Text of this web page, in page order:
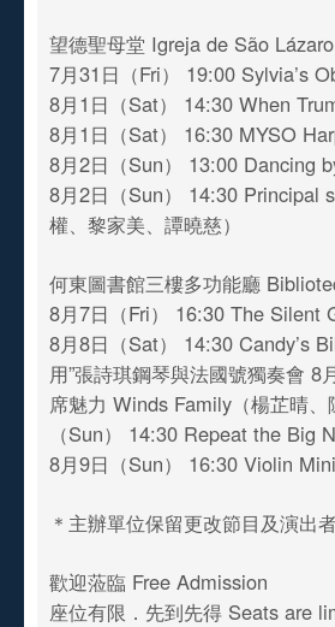
望德聖母堂 Igreja de São Lázaro
7月31日（Fri） 19:00 Sylvia’s
8月1日（Sat） 14:30 When
8月1日（Sat） 16:30 MYSO
8月2日（Sun） 13:00 Dancing
8月2日（Sun） 14:30 Principal
權、黎家美、譚曉慈）
何東圖書館三樓多功能廳
8月7日（Fri） 16:30 The Silent
8月8日（Sat） 14:30 Candy’s
用”張詩琪鋼琴與法國號獨奏會
席魅力 Winds Family（楊芷晴
（Sun） 14:30 Repeat the Big
8月9日（Sun） 16:30 Violin
＊主辦單位保留更改節目及演出
歡迎蒞臨 Free Admission
座位有限．先到先得 Seats are